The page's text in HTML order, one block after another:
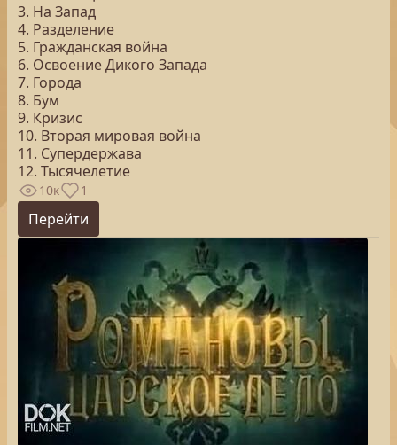
3. На Запад
4. Разделение
5. Гражданская война
6. Освоение Дикого Запада
7. Города
8. Бум
9. Кризис
10. Вторая мировая война
11. Супердержава
12. Тысячелетие
10к 1
Перейти